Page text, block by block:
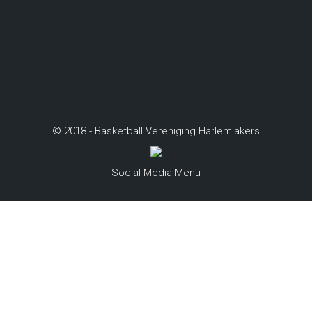
© 2018 - Basketball Vereniging Harlemlakers
Social Media Menu